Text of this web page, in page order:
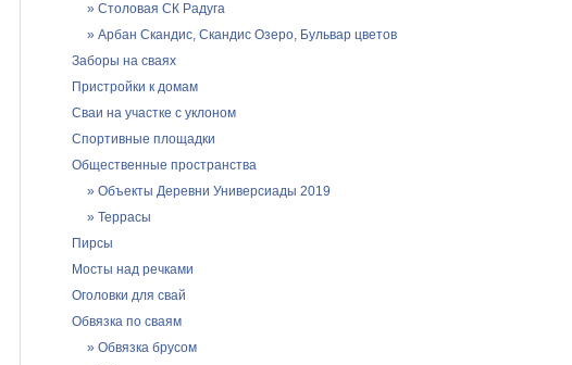
» Столовая СК Радуга
» Арбан Скандис, Скандис Озеро, Бульвар цветов
Заборы на сваях
Пристройки к домам
Сваи на участке с уклоном
Спортивные площадки
Общественные пространства
» Объекты Деревни Универсиады 2019
» Террасы
Пирсы
Мосты над речками
Оголовки для свай
Обвязка по сваям
» Обвязка брусом